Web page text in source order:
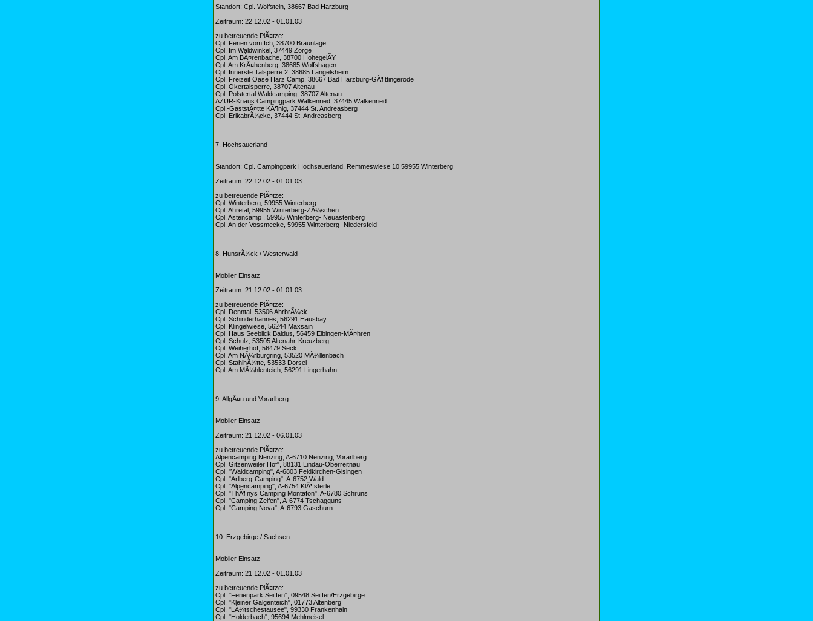
Standort: Cpl. Wolfstein, 38667 Bad Harzburg
Zeitraum: 22.12.02 - 01.01.03
zu betreuende PlÃ¤tze:
Cpl. Ferien vom Ich, 38700 Braunlage
Cpl. Im Waldwinkel, 37449 Zorge
Cpl. Am BÃ¤renbache, 38700 HohegeiÃŸ
Cpl. Am KrÃ¤henberg, 38685 Wolfshagen
Cpl. Innerste Talsperre 2, 38685 Langelsheim
Cpl. Freizeit Oase Harz Camp, 38667 Bad Harzburg-GÃ¶ttingerode
Cpl. Okertalsperre, 38707 Altenau
Cpl. Polstertal Waldcamping, 38707 Altenau
AZUR-Knaus Campingpark Walkenried, 37445 Walkenried
Cpl.-GaststÃ¤tte KÃ¶nig, 37444 St. Andreasberg
Cpl. ErikabrÃ¼cke, 37444 St. Andreasberg
7. Hochsauerland
Standort: Cpl. Campingpark Hochsauerland, Remmeswiese 10 59955 Winterberg
Zeitraum: 22.12.02 - 01.01.03
zu betreuende PlÃ¤tze:
Cpl. Winterberg, 59955 Winterberg
Cpl. Ahretal, 59955 Winterberg-ZÃ¼schen
Cpl. Astencamp , 59955 Winterberg- Neuastenberg
Cpl. An der Vossmecke, 59955 Winterberg- Niedersfeld
8. HunsrÃ¼ck / Westerwald
Mobiler Einsatz
Zeitraum: 21.12.02 - 01.01.03
zu betreuende PlÃ¤tze:
Cpl. Denntal, 53506 AhrbrÃ¼ck
Cpl. Schinderhannes, 56291 Hausbay
Cpl. Klingelwiese, 56244 Maxsain
Cpl. Haus Seeblick Baldus, 56459 Elbingen-MÃ¤hren
Cpl. Schulz, 53505 Altenahr-Kreuzberg
Cpl. Weiherhof, 56479 Seck
Cpl. Am NÃ¼rburgring, 53520 MÃ¼llenbach
Cpl. StahlhÃ¼tte, 53533 Dorsel
Cpl. Am MÃ¼hlenteich, 56291 Lingerhahn
9. AllgÃ¤u und Vorarlberg
Mobiler Einsatz
Zeitraum: 21.12.02 - 06.01.03
zu betreuende PlÃ¤tze:
Alpencamping Nenzing, A-6710 Nenzing, Vorarlberg
Cpl. Gitzenweiler Hof", 88131 Lindau-Oberreitnau
Cpl. "Waldcamping", A-6803 Feldkirchen-Gisingen
Cpl. "Arlberg-Camping", A-6752 Wald
Cpl. "Alpencamping", A-6754 KlÃ¶sterle
Cpl. "ThÃ¶nys Camping Montafon", A-6780 Schruns
Cpl. "Camping Zelfen", A-6774 Tschagguns
Cpl. "Camping Nova", A-6793 Gaschurn
10. Erzgebirge / Sachsen
Mobiler Einsatz
Zeitraum: 21.12.02 - 01.01.03
zu betreuende PlÃ¤tze:
Cpl. "Ferienpark Seiffen", 09548 Seiffen/Erzgebirge
Cpl. "Kleiner Galgenteich", 01773 Altenberg
Cpl. "LÃ¼tschestausee", 99330 Frankenhain
Cpl. "Holderbach", 95694 Mehlmeisel